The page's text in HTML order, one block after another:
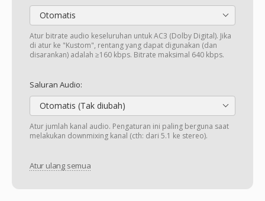
Otomatis
Atur bitrate audio keseluruhan untuk AC3 (Dolby Digital). Jika
di atur ke "Kustom", rentang yang dapat digunakan (dan
disarankan) adalah ≥160 kbps. Bitrate maksimal 640 kbps.
Saluran Audio:
Otomatis (Tak diubah)
Atur jumlah kanal audio. Pengaturan ini paling berguna saat
melakukan downmixing kanal (cth: dari 5.1 ke stereo).
Atur ulang semua